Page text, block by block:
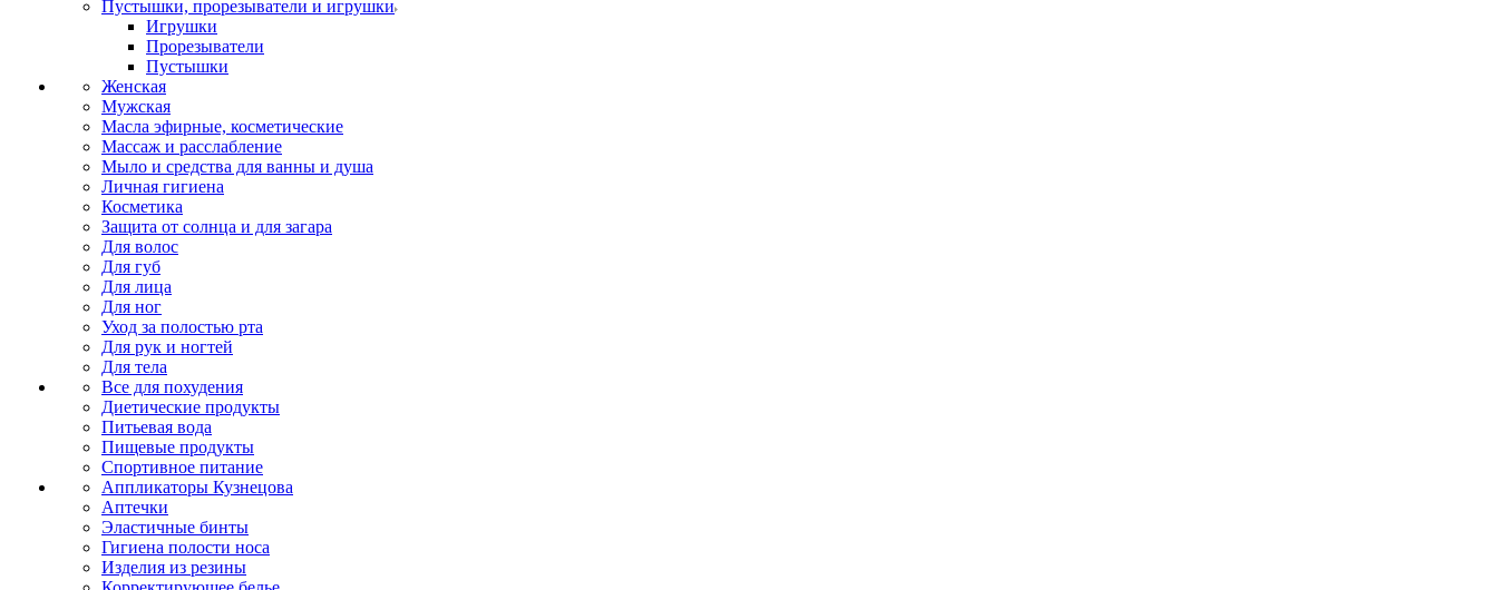
Пустышки, прорезыватели и игрушки
Игрушки
Прорезыватели
Пустышки
Женская
Мужская
Масла эфирные, косметические
Массаж и расслабление
Мыло и средства для ванны и душа
Личная гигиена
Косметика
Защита от солнца и для загара
Для волос
Для губ
Для лица
Для ног
Уход за полостью рта
Для рук и ногтей
Для тела
Все для похудения
Диетические продукты
Питьевая вода
Пищевые продукты
Спортивное питание
Аппликаторы Кузнецова
Аптечки
Эластичные бинты
Гигиена полости носа
Изделия из резины